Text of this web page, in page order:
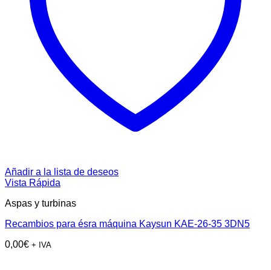
Añadir a la lista de deseos
Vista Rápida
Aspas y turbinas
Recambios para ésra máquina Kaysun KAE-26-35 3DN5
0,00€ + IVA